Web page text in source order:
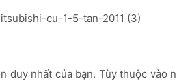
duy nhất của bạn. Tùy thuộc vào